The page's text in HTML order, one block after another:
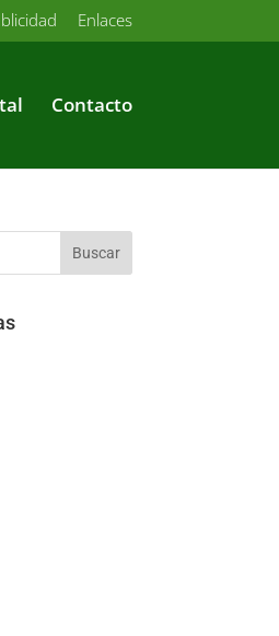
Enlaces
Contacto